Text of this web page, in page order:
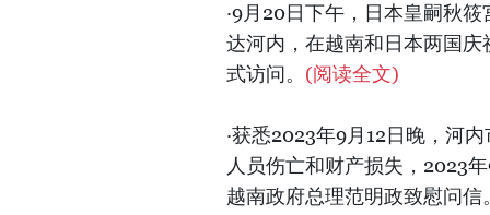
·9月20日下午，日本皇嗣秋
达河内，在越南和日本两国
式访问。 (阅读全文)
·获悉2023年9月12日晚，河
人员伤亡和财产损失，2023
越南政府总理范明政致慰问信